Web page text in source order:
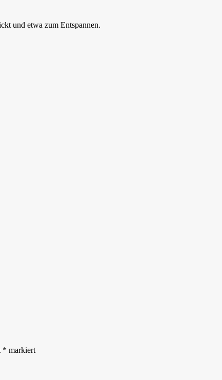
und etwa zum Entspannen.
* markiert